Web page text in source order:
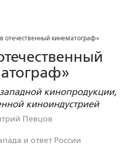
отечественный кинематограф»
кинопродукции,
киноиндустрией
Певцов
и ответ России